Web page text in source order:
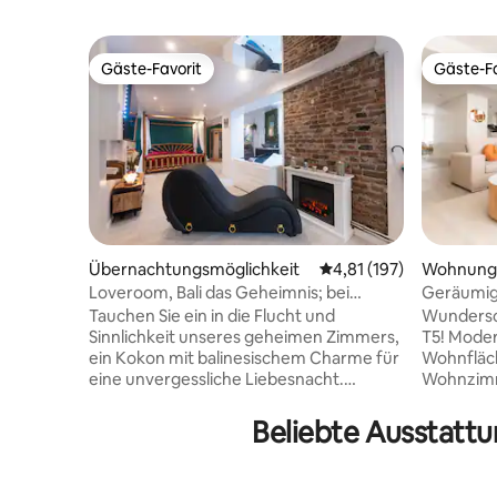
Gäste-Favorit
Gäste-Favorit
Übernachtungsmöglichkeit Durchschnittliche
4,81 (197)
Loveroom, Bali das Geheimnis; bei
Nounours
Tauchen Sie ein in die Flucht und
Sinnlichkeit unseres geheimen Zimmers,
ein Kokon mit balinesischem Charme für
eine unvergessliche Liebesnacht.
Badewanne, eine entspannende Sauna
für Momente der Entspannung und
Gäste-
Gäste-
Wohnung
von
T5!
Wohnfläche. Ein
zu
Beliebte